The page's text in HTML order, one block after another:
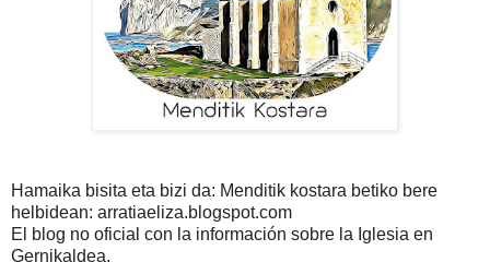
Hamaika bisita eta bizi da: Menditik kostara betiko bere
helbidean: arratiaeliza.blogspot.com
El blog no oficial con la información sobre la Iglesia en
Gernikaldea.